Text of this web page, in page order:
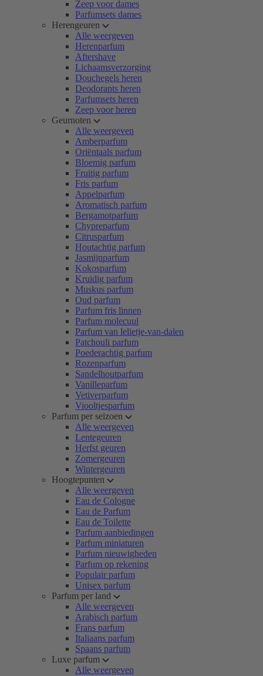
Zeep voor dames
Parfumsets dames
Herengeuren
Alle weergeven
Herenparfum
Aftershave
Lichaamsverzorging
Douchegels heren
Deodorants heren
Parfumsets heren
Zeep voor heren
Geurnoten
Alle weergeven
Amberparfum
Oriëntaals parfum
Bloemig parfum
Fruitig parfum
Fris parfum
Appelparfum
Aromatisch parfum
Bergamotparfum
Chypreparfum
Citrusparfum
Houtachtig parfum
Jasmijnparfum
Kokosparfum
Kruidig parfum
Muskus parfum
Oud parfum
Parfum fris linnen
Parfum molecuul
Parfum van lelietje-van-dalen
Patchouli parfum
Poederachtig parfum
Rozenparfum
Sandelhoutparfum
Vanilleparfum
Vetiverparfum
Viooltjesparfum
Parfum per seizoen
Alle weergeven
Lentegeuren
Herfst geuren
Zomergeuren
Wintergeuren
Hoogtepunten
Alle weergeven
Eau de Cologne
Eau de Parfum
Eau de Toilette
Parfum aanbiedingen
Parfum miniaturen
Parfum nieuwigheden
Parfum op rekening
Populair parfum
Unisex parfum
Parfum per land
Alle weergeven
Arabisch parfum
Frans parfum
Italiaans parfum
Spaans parfum
Luxe parfum
Alle weergeven